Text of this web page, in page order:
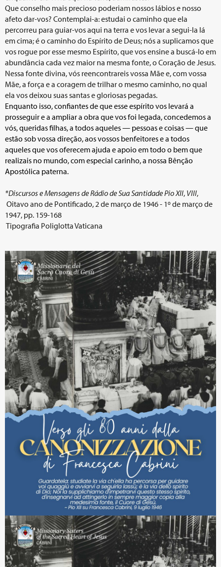
Que conselho mais precioso poderiam nossos lábios e nosso
afeto dar-vos? Contemplai-a: estudai o caminho que ela
percorreu para guiar-vos aqui na terra e vos levar a segui-la lá
em cima; é o caminho do Espírito de Deus; nós a suplicamos que
vos rogue por esse mesmo Espírito, que vos ensine a buscá-lo em
abundância cada vez maior na mesma fonte, o Coração de Jesus.
Nessa fonte divina, vós reencontrareis vossa Mãe e, com vossa
Mãe, a força e a coragem de trilhar o mesmo caminho, no qual
ela vos deixou suas santas e gloriosas pegadas.
Enquanto isso, confiantes de que esse espírito vos levará a
prosseguir e a ampliar a obra que vos foi legada, concedemos a
vós, queridas filhas, a todos aqueles — pessoas e coisas — que
estão sob vossa direção, aos vossos benfeitores e a todos
aqueles que vos oferecem ajuda e apoio em todo o bem que
realizais no mundo, com especial carinho, a nossa Bênção
Apostólica paterna.
*Discursos e Mensagens de Rádio de Sua Santidade Pio XII, VIII,
Oitavo ano de Pontificado, 2 de março de 1946 - 1º de março de
1947, pp. 159-168
Tipografia Poliglotta Vaticana